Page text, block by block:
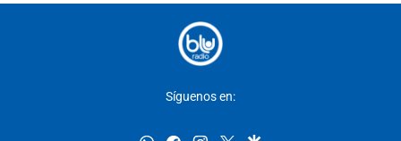
Síguenos en: